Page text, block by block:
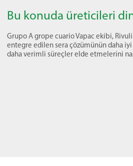
Bu konuda üreticileri
Grupo A grope cuario Vapac ekibi,
entegre edilen sera çözümünün daha
daha verimli süreçler elde etmelerini